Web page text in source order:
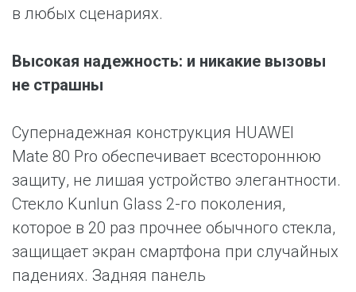
в любых сценариях.
Высокая надежность: и никакие вызовы
не страшны
Супернадежная конструкция HUAWEI
Mate 80 Pro обеспечивает всестороннюю
защиту, не лишая устройство элегантности.
Стекло Kunlun Glass 2-го поколения,
которое в 20 раз прочнее обычного стекла,
защищает экран смартфона при случайных
падениях. Задняя панель